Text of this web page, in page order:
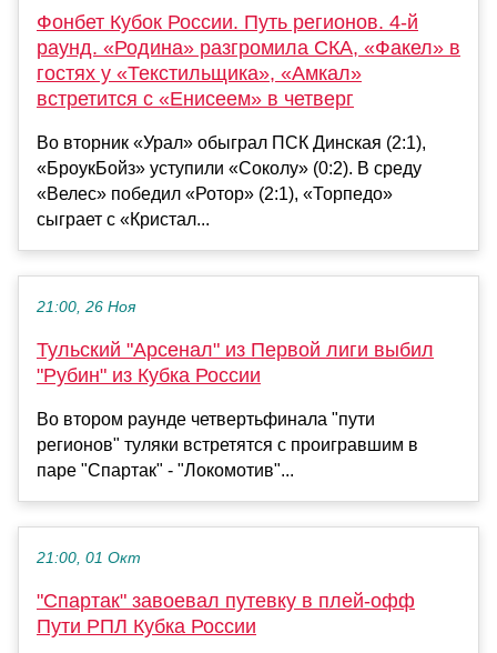
Фонбет Кубок России. Путь регионов. 4-й
раунд. «Родина» разгромила СКА, «Факел» в
гостях у «Текстильщика», «Амкал»
встретится с «Енисеем» в четверг
Во вторник «Урал» обыграл ПСК Динская (2:1),
«БроукБойз» уступили «Соколу» (0:2). В среду
«Велес» победил «Ротор» (2:1), «Торпедо»
сыграет с «Кристал...
21:00, 26 Ноя
Тульский "Арсенал" из Первой лиги выбил
"Рубин" из Кубка России
Во втором раунде четвертьфинала "пути
регионов" туляки встретятся с проигравшим в
паре "Спартак" - "Локомотив"...
21:00, 01 Окт
"Спартак" завоевал путевку в плей-офф
Пути РПЛ Кубка России